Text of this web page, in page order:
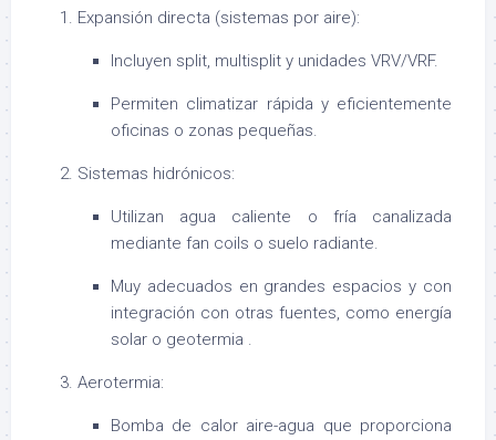
Expansión directa (sistemas por aire):
Incluyen split, multisplit y unidades VRV/VRF.
Permiten climatizar rápida y eficientemente
oficinas o zonas pequeñas.
Sistemas hidrónicos:
Utilizan agua caliente o fría canalizada
mediante fan coils o suelo radiante.
Muy adecuados en grandes espacios y con
integración con otras fuentes, como energía
solar o geotermia .
Aerotermia:
Bomba de calor aire-agua que proporciona